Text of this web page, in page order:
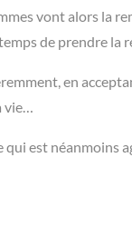
vont alors la
de prendre la
en
vie…
est néanmoins